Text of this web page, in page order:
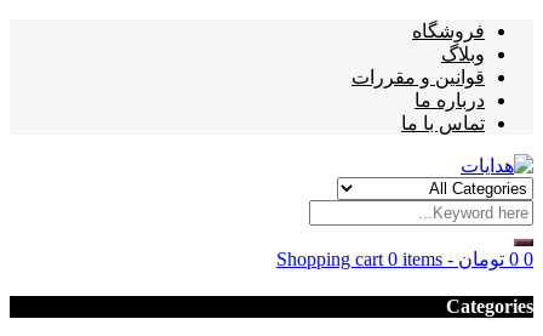
فروشگاه
وبلاگ
قوانین و مقررات
درباره ما
تماس با ما
Shopping cart 0 items - 0 تومان 0
Categories